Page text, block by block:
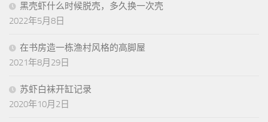
黑壳虾什么时候脱壳，多久换一次壳
2022年5月8日
在书房造一栋渔村风格的高脚屋
2021年8月29日
苏虾白袜开缸记录
2020年10月2日